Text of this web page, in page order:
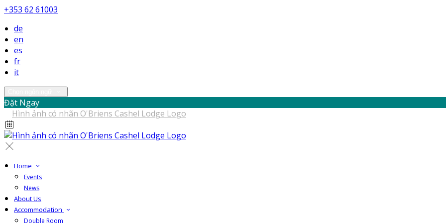
+353 62 61003
de
en
es
fr
it
Đặt Ngay
Home
Events
News
About Us
Accommodation
Double Room